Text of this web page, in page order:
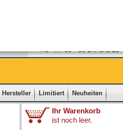
Hersteller Limitiert Neuheiten
Ihr Warenkorb
ist noch leer.